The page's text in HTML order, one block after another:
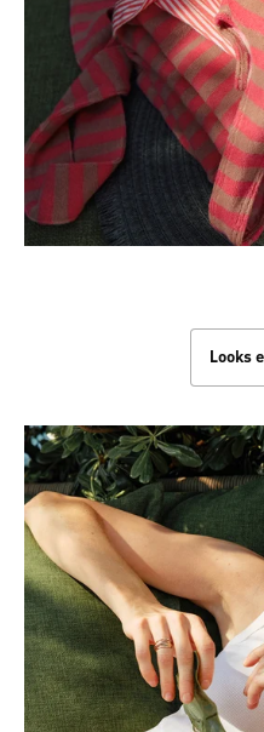
Looks